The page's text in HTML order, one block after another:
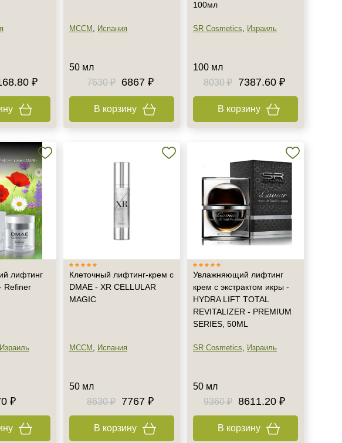
₽
MCCM , Испания
50 мл
7630 ₽
6867 ₽
В корзину
100мл
SR Cosmetics, Израиль
100 мл
8030 ₽
7387.60 ₽
В корзину
лифтинг
Refiner
Израиль
₽
Клеточный лифтинг-крем с
DMAE - XR CELLULAR
MAGIC
MCCM , Испания
50 мл
8630 ₽
7767 ₽
В корзину
Увлажняющий лифтинг
крем с экстрактом икры -
HYDRA LIFT TOTAL
REVITALIZER - PREMIUM
SERIES, 50ML
SR Cosmetics, Израиль
50 мл
9360 ₽
8611.20 ₽
В корзину